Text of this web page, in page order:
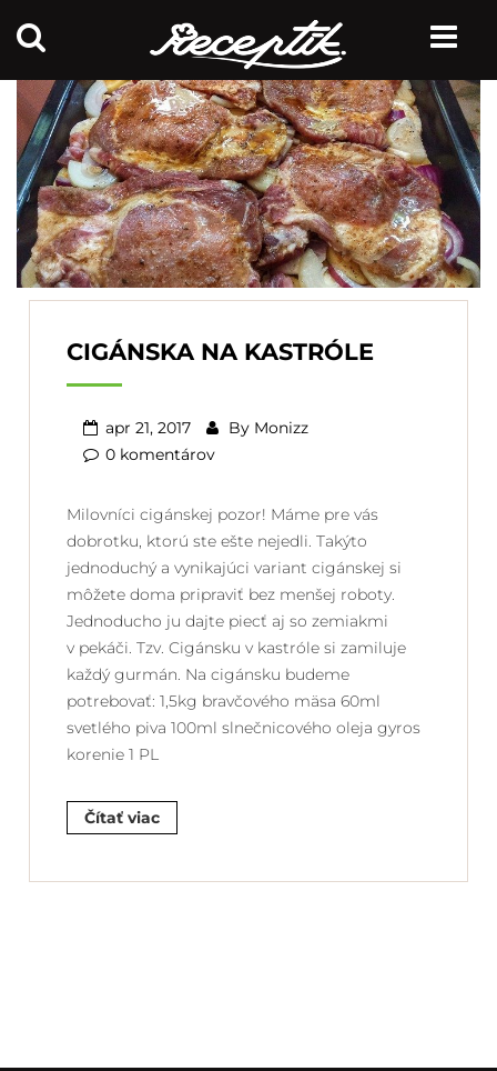
CIGÁNSKA NA KASTRÓLE
apr 21, 2017 By Monizz
0 komentárov
Milovníci cigánskej pozor! Máme pre vás
dobrotku, ktorú ste ešte nejedli. Takýto
jednoduchý a vynikajúci variant cigánskej si
môžete doma pripraviť bez menšej roboty.
Jednoducho ju dajte piecť aj so zemiakmi
v pekáči. Tzv. Cigánsku v kastróle si zamiluje
každý gurmán. Na cigánsku budeme
potrebovať: 1,5kg bravčového mäsa 60ml
svetlého piva 100ml slnečnicového oleja gyros
korenie 1 PL
Čítať viac